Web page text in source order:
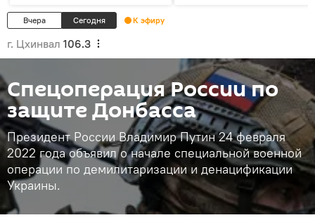
Вчера Сегодня К эфиру
г. Цхинвал 106.3
Спецоперация России по
защите Донбасса
Президент России Владимир Путин 24 февраля
2022 года объявил о начале специальной военной
операции по демилитаризации и денацификации
Украины.